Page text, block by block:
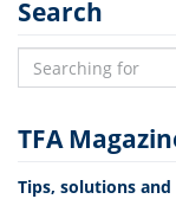
Search
TFA
Tips, solutions and